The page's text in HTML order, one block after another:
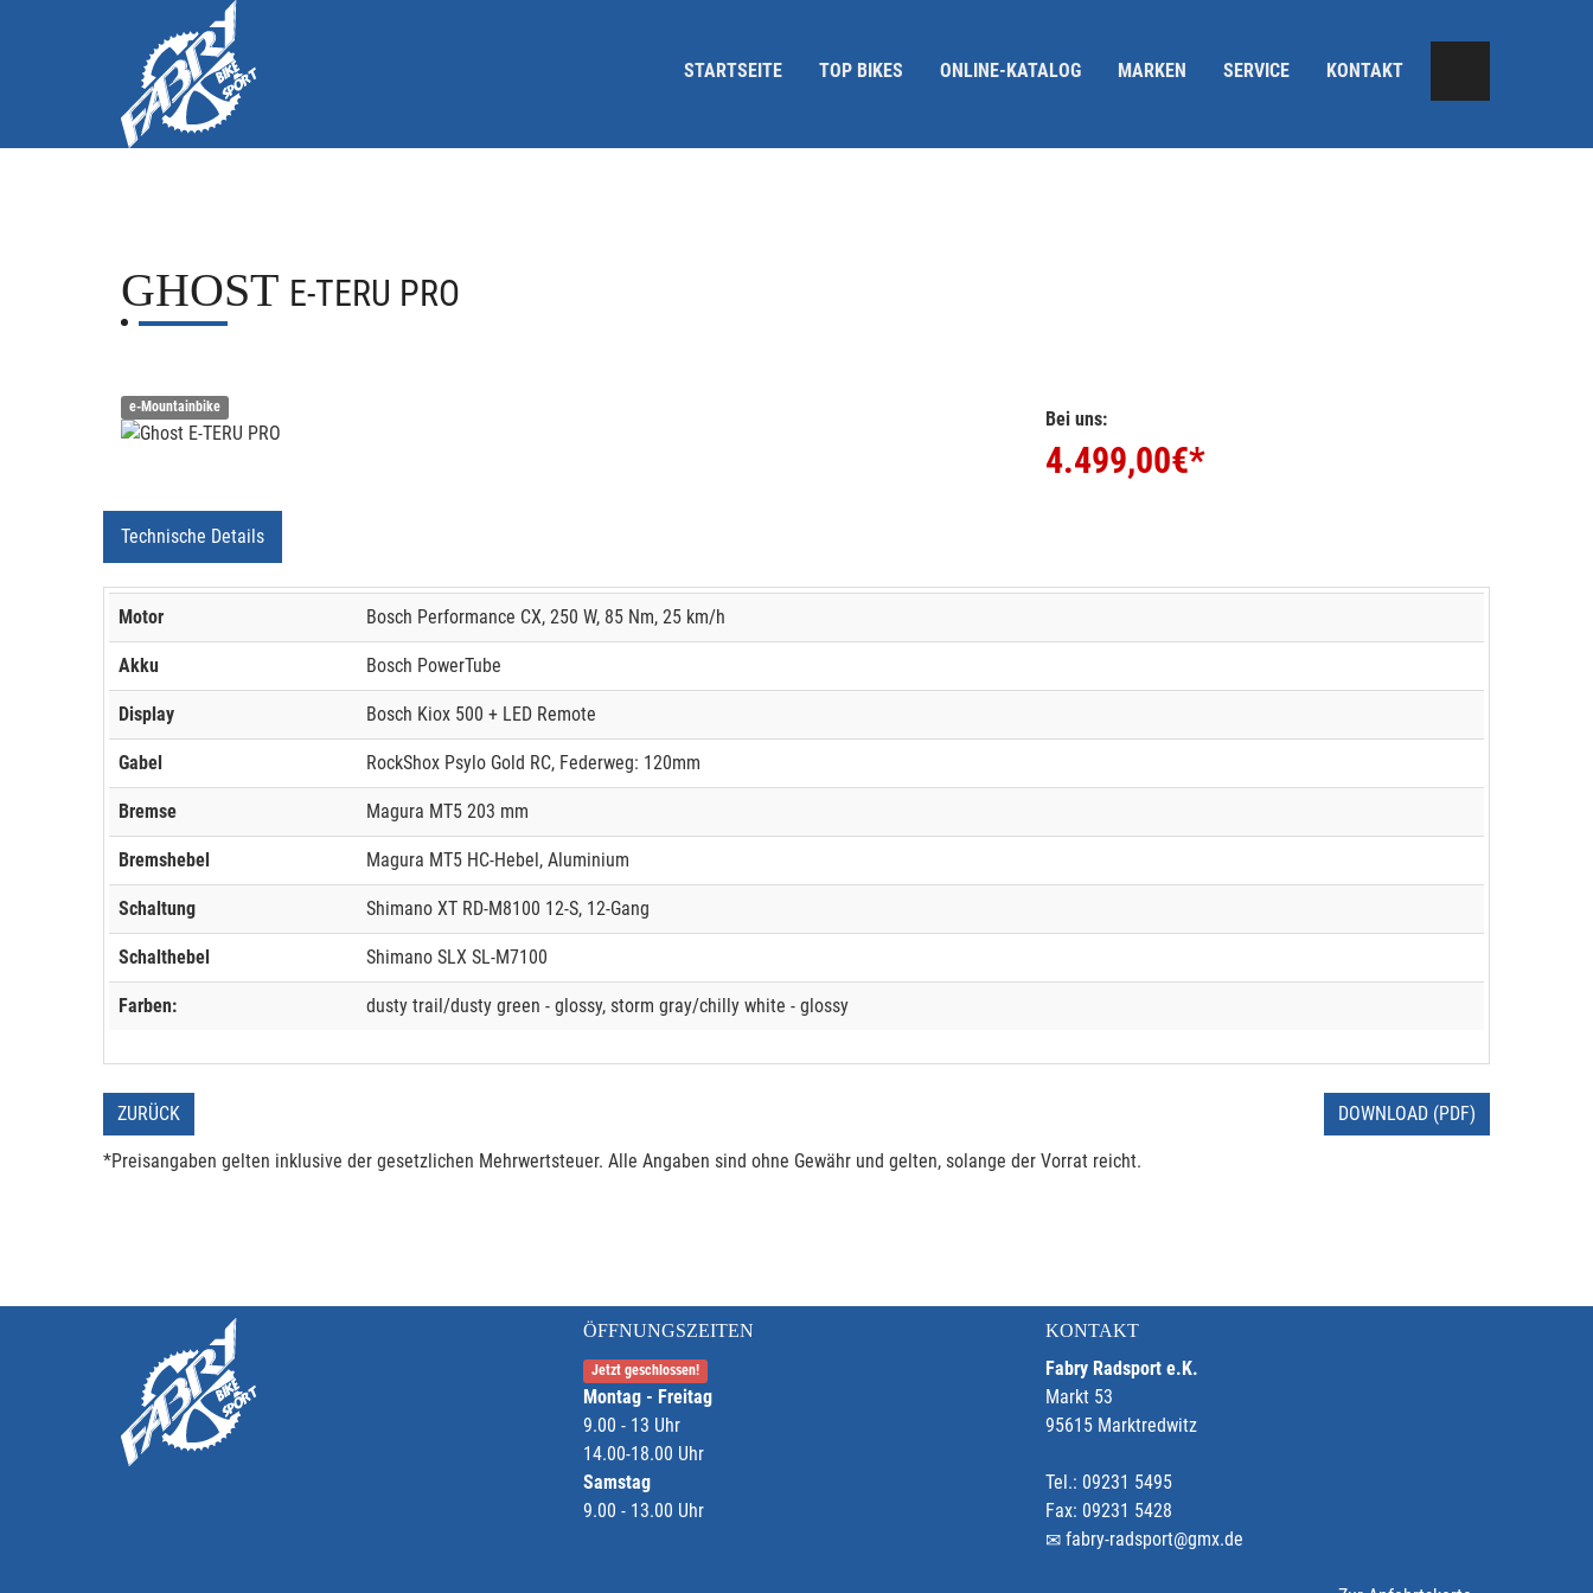
STARTSEITE TOP BIKES ONLINE-KATALOG MARKEN SERVICE KONTAKT
GHOST E-TERU PRO
e-Mountainbike
Bei uns:
4.499,00€*
Technische Details
Motor Bosch Performance CX, 250 W, 85 Nm, 25 km/h
Akku Bosch PowerTube
Display Bosch Kiox 500 + LED Remote
Gabel RockShox Psylo Gold RC, Federweg: 120mm
Bremse Magura MT5 203 mm
Bremshebel Magura MT5 HC-Hebel, Aluminium
Schaltung Shimano XT RD-M8100 12-S, 12-Gang
Schalthebel Shimano SLX SL-M7100
Farben: dusty trail/dusty green - glossy, storm gray/chilly white - glossy
ZURÜCK DOWNLOAD (PDF)
*Preisangaben gelten inklusive der gesetzlichen Mehrwertsteuer. Alle Angaben sind ohne Gewähr und gelten, solange der Vorrat reicht.
ÖFFNUNGSZEITEN
Jetzt geschlossen!
Montag - Freitag
9.00 - 13 Uhr
14.00-18.00 Uhr
Samstag
9.00 - 13.00 Uhr
KONTAKT
Fabry Radsport e.K.
Markt 53
95615 Marktredwitz
Tel.: 09231 5495
Fax: 09231 5428
fabry-radsport@gmx.de